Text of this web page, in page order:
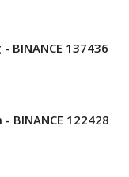
137436
BINANCE 122428